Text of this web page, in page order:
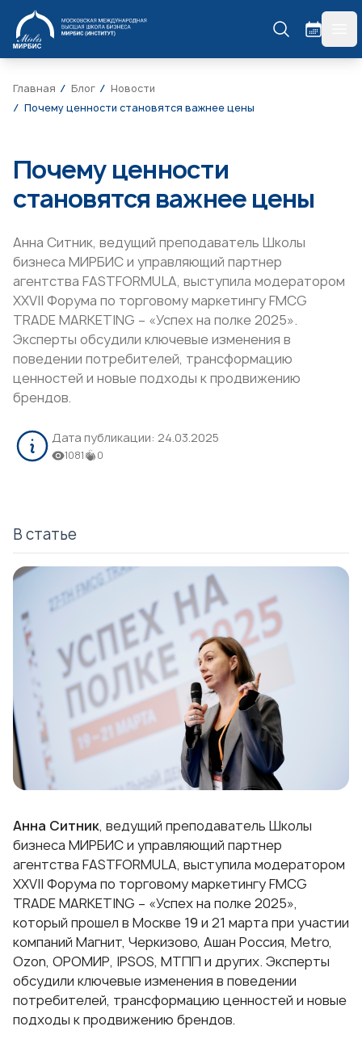
МИРБИС
Главная Блог
Новости
Почему ценности становятся важнее цены
Почему ценности
становятся важнее цены
Анна Ситник, ведущий преподаватель Школы
бизнеса МИРБИС и управляющий партнер
агентства FASTFORMULA, выступила модератором
XXVII Форума по торговому маркетингу FMCG
TRADE MARKETING – «Успех на полке 2025».
Эксперты обсудили ключевые изменения в
поведении потребителей, трансформацию
ценностей и новые подходы к продвижению
брендов.
Дата публикации: 24.03.2025
1081 0
В статье
Анна Ситник, ведущий преподаватель Школы
бизнеса МИРБИС и управляющий партнер
агентства FASTFORMULA, выступила модератором
XXVII Форума по торговому маркетингу FMCG
TRADE MARKETING – «Успех на полке 2025»,
который прошел в Москве 19 и 21 марта при участии
компаний Магнит, Черкизово, Ашан Россия, Metro,
Ozon, ОРОМИР, IPSOS, МТПП и других. Эксперты
обсудили ключевые изменения в поведении
потребителей, трансформацию ценностей и новые
подходы к продвижению брендов.